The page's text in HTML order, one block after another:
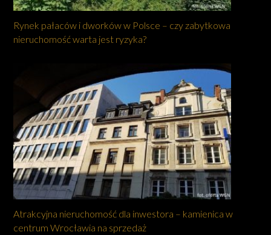
Rynek pałaców i dworków w Polsce – czy zabytkowa
nieruchomość warta jest ryzyka?
Atrakcyjna nieruchomość dla inwestora – kamienica w
centrum Wrocławia na sprzedaż